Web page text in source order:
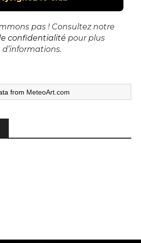
pas ! Consultez notre
confidentialité pour plus
d’informations.
from MeteoArt.com